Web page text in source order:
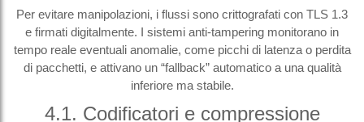
Per evitare manipolazioni, i flussi sono crittografati con TLS 1.3
e firmati digitalmente. I sistemi anti‑tampering monitorano in
tempo reale eventuali anomalie, come picchi di latenza o perdita
di pacchetti, e attivano un “fallback” automatico a una qualità
inferiore ma stabile.
4.1. Codificatori e compressione